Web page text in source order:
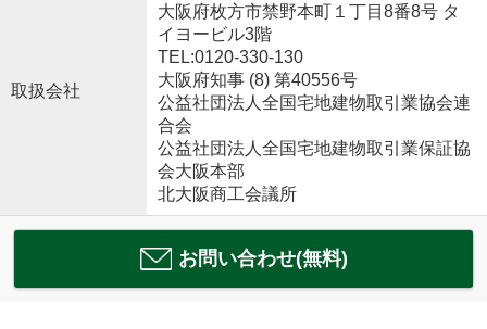
取扱会社
大阪府枚方市禁野本町１丁目8番8号 タ
イヨービル3階
TEL:0120-330-130
大阪府知事 (8) 第40556号
公益社団法人全国宅地建物取引業協会連
合会
公益社団法人全国宅地建物取引業保証協
会大阪本部
北大阪商工会議所
お問い合わせ(無料)